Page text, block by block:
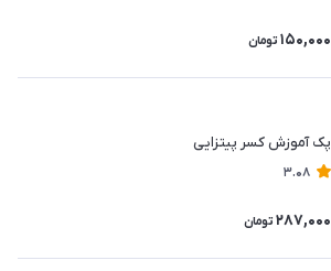
150,000 تومان
پک آموزش کسر پیتزایی
3.08
287,000 تومان